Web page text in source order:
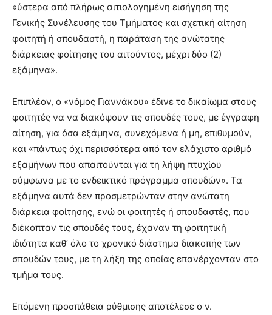
«ύστερα από πλήρως αιτιολογημένη εισήγηση της
Γενικής Συνέλευσης του Τμήματος και σχετική αίτηση
φοιτητή ή σπουδαστή, η παράταση της ανώτατης
διάρκειας φοίτησης του αιτούντος, μέχρι δύο (2)
εξάμηνα».
Επιπλέον, ο «νόμος Γιαννάκου» έδινε το δικαίωμα στους
φοιτητές να να διακόψουν τις σπουδές τους, με έγγραφη
αίτηση, για όσα εξάμηνα, συνεχόμενα ή μη, επιθυμούν,
και «πάντως όχι περισσότερα από τον ελάχιστο αριθμό
εξαμήνων που απαιτούνται για τη λήψη πτυχίου
σύμφωνα με το ενδεικτικό πρόγραμμα σπουδών». Τα
εξάμηνα αυτά δεν προσμετρώνταν στην ανώτατη
διάρκεια φοίτησης, ενώ οι φοιτητές ή σπουδαστές, που
διέκοπταν τις σπουδές τους, έχαναν τη φοιτητική
ιδιότητα καθ’ όλο το χρονικό διάστημα διακοπής των
σπουδών τους, με τη λήξη της οποίας επανέρχονταν στο
τμήμα τους.
Επόμενη προσπάθεια ρύθμισης αποτέλεσε ο ν.